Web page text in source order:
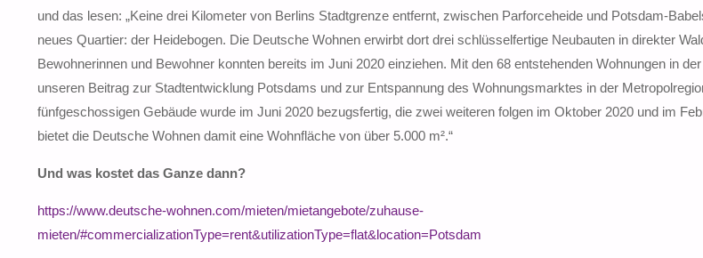
und das lesen: „Keine drei Kilometer von Berlins Stadtgrenze entfernt, zwischen Parforceheide und Potsdam-
neues Quartier: der Heidebogen. Die Deutsche Wohnen erwirbt dort drei schlüsselfertige Neubauten in direkter
Bewohnerinnen und Bewohner konnten bereits im Juni 2020 einziehen. Mit den 68 entstehenden Wohnungen in
unseren Beitrag zur Stadtentwicklung Potsdams und zur Entspannung des Wohnungsmarktes in der
fünfgeschossigen Gebäude wurde im Juni 2020 bezugsfertig, die zwei weiteren folgen im Oktober 2020 und im
bietet die Deutsche Wohnen damit eine Wohnfläche von über 5.000 m².“
Und was kostet das Ganze dann?
https://www.deutsche-wohnen.com/mieten/mietangebote/zuhause-
mieten/#commercializationType=rent&utilizationType=flat&location=Potsdam